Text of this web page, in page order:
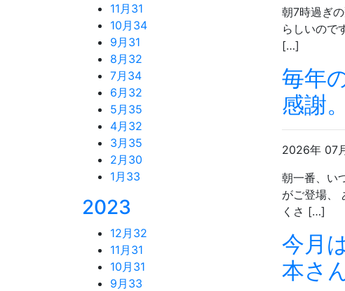
11月 31
10月 34
9月 31
8月 32
7月 34
6月 32
5月 35
4月 32
3月 35
2月 30
1月 33
2023
12月 32
11月 31
10月 31
9月 33
朝7時過ぎ
らしいので
[…]
毎年
感謝。
2026年 07
朝一番、い
がご登場、
くさ […]
今月
本さ